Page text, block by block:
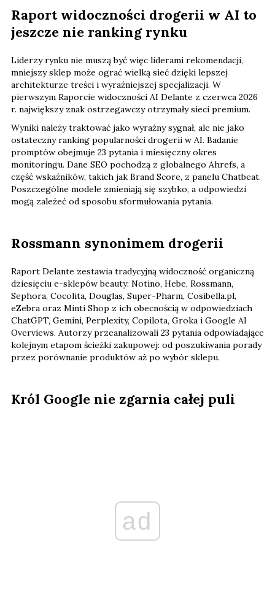
Raport widoczności drogerii w AI to
jeszcze nie ranking rynku
Liderzy rynku nie muszą być więc liderami rekomendacji,
mniejszy sklep może ograć wielką sieć dzięki lepszej
architekturze treści i wyraźniejszej specjalizacji. W
pierwszym Raporcie widoczności AI Delante z czerwca 2026
r. największy znak ostrzegawczy otrzymały sieci premium.
Wyniki należy traktować jako wyraźny sygnał, ale nie jako
ostateczny ranking popularności drogerii w AI. Badanie
promptów obejmuje 23 pytania i miesięczny okres
monitoringu. Dane SEO pochodzą z globalnego Ahrefs, a
część wskaźników, takich jak Brand Score, z panelu Chatbeat.
Poszczególne modele zmieniają się szybko, a odpowiedzi
mogą zależeć od sposobu sformułowania pytania.
Rossmann synonimem drogerii
Raport Delante zestawia tradycyjną widoczność organiczną
dziesięciu e-sklepów beauty: Notino, Hebe, Rossmann,
Sephora, Cocolita, Douglas, Super-Pharm, Cosibella.pl,
eZebra oraz Minti Shop z ich obecnością w odpowiedziach
ChatGPT, Gemini, Perplexity, Copilota, Groka i Google AI
Overviews. Autorzy przeanalizowali 23 pytania odpowiadające
kolejnym etapom ścieżki zakupowej: od poszukiwania porady
przez porównanie produktów aż po wybór sklepu.
Król Google nie zgarnia całej puli
ad